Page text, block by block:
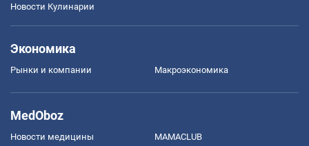
Новости Кулинарии
Экономика
Рынки и компании Mакроэкономика
MedOboz
Новости медицины MAMACLUB